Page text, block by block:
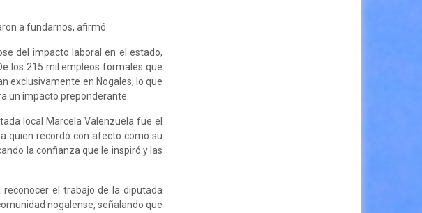
a fundarnos, afirmó.
del impacto laboral en el estado,
los 215 mil empleos formales que
exclusivamente en Nogales, lo que
un impacto preponderante.
local Marcela Valenzuela fue el
quien recordó con afecto como su
la confianza que le inspiró y las
reconocer el trabajo de la diputada
nogalense, señalando que